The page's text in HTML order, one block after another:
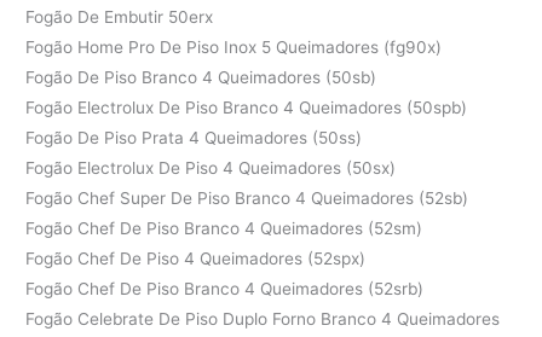
Fogão De Embutir 50erx
Fogão Home Pro De Piso Inox 5 Queimadores (fg90x)
Fogão De Piso Branco 4 Queimadores (50sb)
Fogão Electrolux De Piso Branco 4 Queimadores (50spb)
Fogão De Piso Prata 4 Queimadores (50ss)
Fogão Electrolux De Piso 4 Queimadores (50sx)
Fogão Chef Super De Piso Branco 4 Queimadores (52sb)
Fogão Chef De Piso Branco 4 Queimadores (52sm)
Fogão Chef De Piso 4 Queimadores (52spx)
Fogão Chef De Piso Branco 4 Queimadores (52srb)
Fogão Celebrate De Piso Duplo Forno Branco 4 Queimadores